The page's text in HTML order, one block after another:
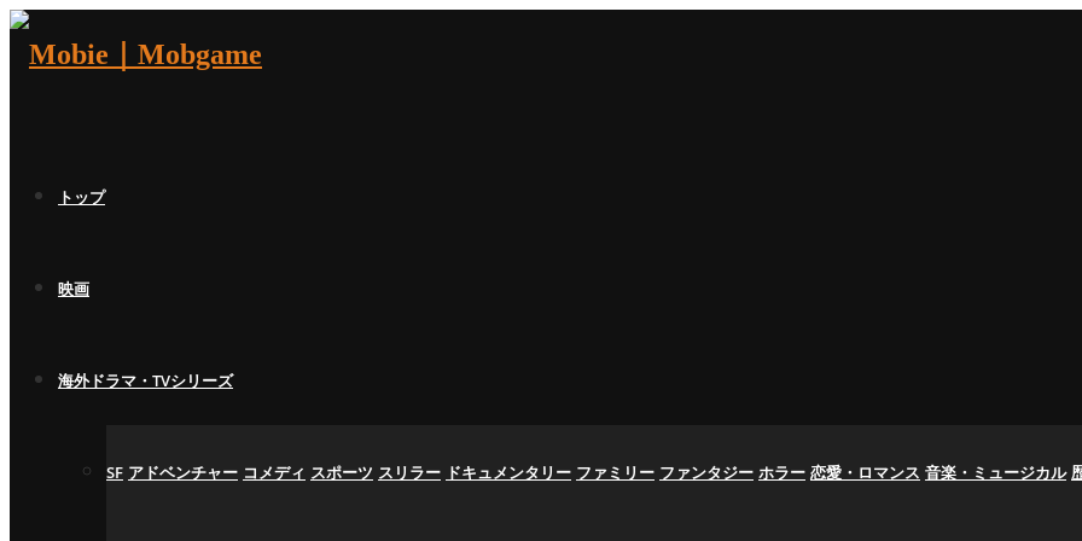
トップ
映画
海外ドラマ・TVシリーズ
SF アドベンチャー コメディ スポーツ スリラー ドキュメンタリー ファミリー ファンタジー ホラー 恋愛・ロマンス 音楽・ミュージカル